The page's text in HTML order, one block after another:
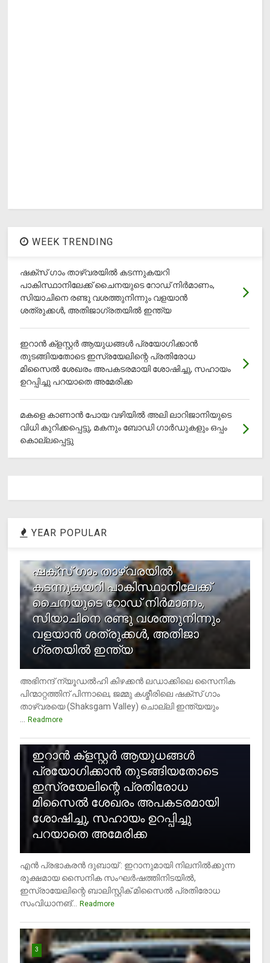
WEEK TRENDING
ഷക്സ് ​ഗാം താഴ്‌വരയിൽ കടന്നുകയറി
പാകിസ്ഥാനിലേക്ക് ചൈനയുടെ റോഡ് നിർമാണം,
സിയാചിനെ രണ്ടു വശത്തുനിന്നും വളയാൻ
ശത്രുക്കൾ, അതിജാ​ഗ്രതയിൽ ഇന്ത്യ
ഇറാന്‍ ക്‌ളസ്റ്റര്‍ ആയുധങ്ങള്‍ പ്രയോഗിക്കാന്‍
തുടങ്ങിയതോടെ ഇസ്രയേലിന്റെ പ്രതിരോധ
മിസൈല്‍ ശേഖരം അപകടരമായി ശോഷിച്ചു, സഹായം
ഉറപ്പിച്ചു പറയാതെ അമേരിക്ക
മകളെ കാണാന്‍ പോയ വഴിയില്‍ അലി ലാറിജാനിയുടെ
വിധി കുറിക്കപ്പെട്ടു, മകനും ബോഡി ഗാര്‍ഡുകളും ഒപ്പം
കൊല്ലപ്പെട്ടു
YEAR POPULAR
ഷക്സ് ​ഗാം താഴ്‌വരയിൽ
കടന്നുകയറി പാകിസ്ഥാനിലേക്ക്
ചൈനയുടെ റോഡ് നിർമാണം,
സിയാചിനെ രണ്ടു വശത്തുനിന്നും
വളയാൻ ശത്രുക്കൾ, അതിജാ​
ഗ്രതയിൽ ഇന്ത്യ
അഭിനന്ദ് ന്യൂഡൽഹി കിഴക്കൻ ലഡാക്കിലെ സൈനിക
പിന്മാറ്റത്തിന് പിന്നാലെ, ജമ്മു കശ്മീരിലെ ഷക്സ് ​ഗാം
താഴ്‌വരയെ (Shaksgam Valley) ചൊല്ലി ഇന്ത്യയും
Readmore
ഇറാന്‍ ക്‌ളസ്റ്റര്‍ ആയുധങ്ങള്‍
പ്രയോഗിക്കാന്‍ തുടങ്ങിയതോടെ
ഇസ്രയേലിന്റെ പ്രതിരോധ
മിസൈല്‍ ശേഖരം അപകടരമായി
ശോഷിച്ചു, സഹായം ഉറപ്പിച്ചു
പറയാതെ അമേരിക്ക
എന്‍ പ്രഭാകരന്‍ ദുബായ് : ഇറാനുമായി നിലനില്‍ക്കുന്ന
രൂക്ഷമായ സൈനിക സംഘര്‍ഷത്തിനിടയില്‍,
ഇസ്രായേലിന്റെ ബാലിസ്റ്റിക് മിസൈല്‍ പ്രതിരോധ
സംവിധാനങ്...
Readmore
3